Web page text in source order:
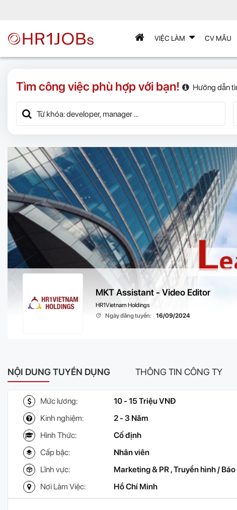
VIỆC LÀM CV MẪU
Tìm công việc phù hợp với bạn! Hướng dẫn
MKT Assistant - Video Editor
HR1Vietnam Holdings
Ngày đăng tuyển:
16/09/2024
NỘI DUNG TUYỂN DỤNG THÔNG TIN CÔNG TY
Mức lương:
10 - 15 Triệu VNĐ
Kinh nghiệm:
2 - 3 Năm
Hình Thức:
Cố định
Cấp bậc:
Nhân viên
Lĩnh vực:
Marketing & PR,Truyền hình /
Nơi Làm Việc:
Hồ Chí Minh